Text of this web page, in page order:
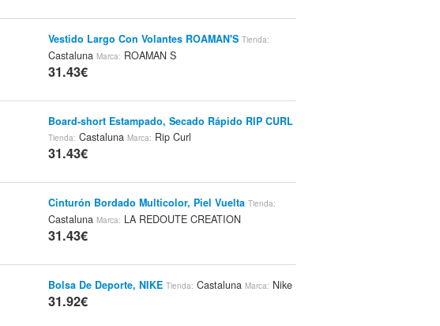
Vestido Largo Con Volantes ROAMAN'S Tienda:
Castaluna Marca: ROAMAN S
31.43€
Board-short Estampado, Secado Rápido RIP CURL
Tienda: Castaluna Marca: Rip Curl
31.43€
Cinturón Bordado Multicolor, Piel Vuelta Tienda:
Castaluna Marca: LA REDOUTE CREATION
31.43€
Bolsa De Deporte, NIKE Tienda: Castaluna Marca: Nike
31.92€